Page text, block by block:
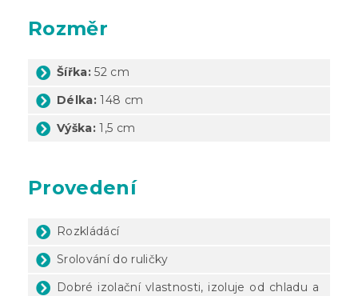
Rozměr
Šířka: 52 cm
Délka: 148 cm
Výška: 1,5 cm
Provedení
Rozkládácí
Srolování do ruličky
Dobré izolační vlastnosti, izoluje od chladu a